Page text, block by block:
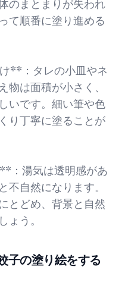
のまとまりが失われ
て順番に塗り進める
**：タレの小皿やネ
物は面積が小さく、
いです。細い筆や色
り丁寧に塗ることが
：湯気は透明感があ
不自然になります。
とどめ、背景と自然
ょう。
子の塗り絵をする